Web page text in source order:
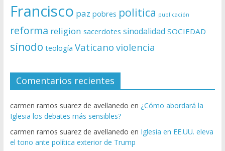
Francisco paz pobres politica publicación
reforma religion sacerdotes sinodalidad SOCIEDAD
sínodo teología Vaticano violencia
Comentarios recientes
carmen ramos suarez de avellanedo en ¿Cómo abordará la
Iglesia los debates más sensibles?
carmen ramos suarez de avellanedo en Iglesia en EE.UU. eleva
el tono ante política exterior de Trump